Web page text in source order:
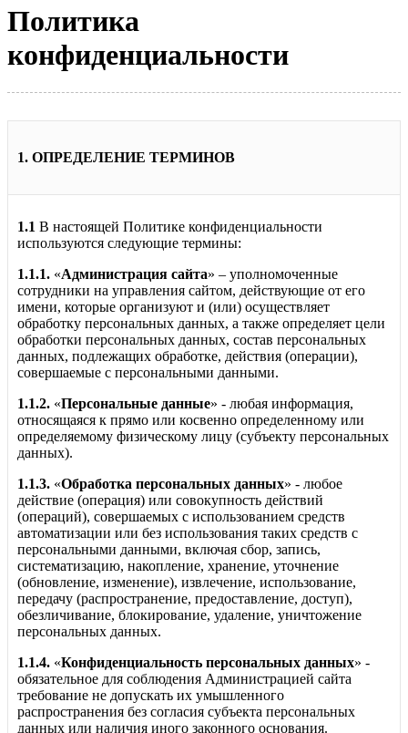
Политика
конфиденциальности
1. ОПРЕДЕЛЕНИЕ ТЕРМИНОВ
1.1 В настоящей Политике конфиденциальности
используются следующие термины:
1.1.1. «Администрация сайта» – уполномоченные
сотрудники на управления сайтом, действующие от его
имени, которые организуют и (или) осуществляет
обработку персональных данных, а также определяет цели
обработки персональных данных, состав персональных
данных, подлежащих обработке, действия (операции),
совершаемые с персональными данными.
1.1.2. «Персональные данные» - любая информация,
относящаяся к прямо или косвенно определенному или
определяемому физическому лицу (субъекту персональных
данных).
1.1.3. «Обработка персональных данных» - любое
действие (операция) или совокупность действий
(операций), совершаемых с использованием средств
автоматизации или без использования таких средств с
персональными данными, включая сбор, запись,
систематизацию, накопление, хранение, уточнение
(обновление, изменение), извлечение, использование,
передачу (распространение, предоставление, доступ),
обезличивание, блокирование, удаление, уничтожение
персональных данных.
1.1.4. «Конфиденциальность персональных данных» -
обязательное для соблюдения Администрацией сайта
требование не допускать их умышленного
распространения без согласия субъекта персональных
данных или наличия иного законного основания.